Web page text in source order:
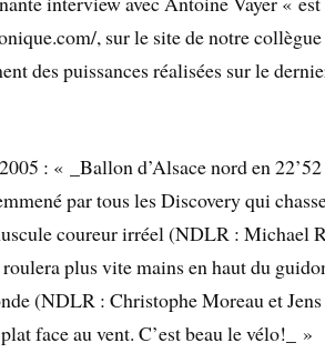
, sur le site de notre
des puissances réalisées sur le
: « _Ballon d’Alsace nord en
par tous les Discovery qui
coureur irréel (NDLR : Michael
plus vite mains en haut du
(NDLR : Christophe Moreau et
face au vent. C’est beau le vélo!_ »